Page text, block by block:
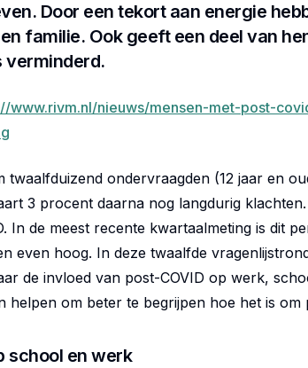
Door een tekort aan energie
familie. Ook geeft een deel van
verminderd.
www.rivm.nl/nieuws/mensen-met-post-
twaalfduizend ondervraagden (12 jaar en
3 procent daarna nog langdurig
In de meest recente kwartaalmeting is dit
even hoog. In deze twaalfde
de invloed van post-COVID op werk,
helpen om beter te begrijpen hoe het is om
school en werk